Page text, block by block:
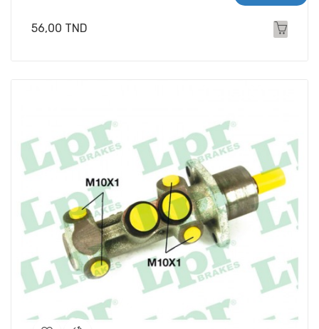
Prix
56,00 TND